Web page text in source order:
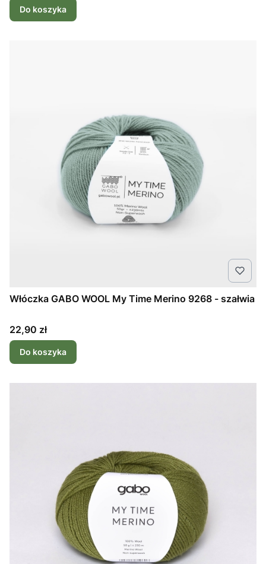
Do koszyka
Włóczka GABO WOOL My Time Merino 9268 - szałwia
Cena
22,90 zł
Do koszyka